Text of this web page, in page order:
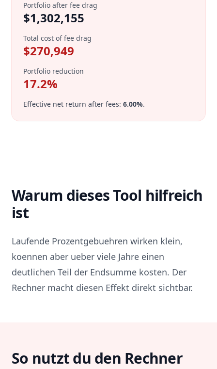
Portfolio after fee drag
$1,302,155
Total cost of fee drag
$270,949
Portfolio reduction
17.2%
Effective net return after fees: 6.00%.
Warum dieses Tool hilfreich
ist
Laufende Prozentgebuehren wirken klein,
koennen aber ueber viele Jahre einen
deutlichen Teil der Endsumme kosten. Der
Rechner macht diesen Effekt direkt sichtbar.
So nutzt du den Rechner